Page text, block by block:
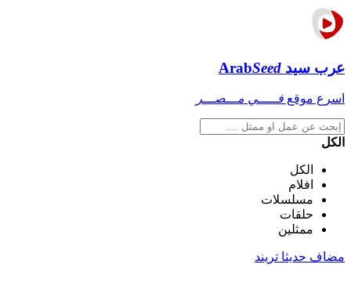
عرب سيد ArabSeed
اسرع موقع فـــــي مـــصـــر
الكل
الكل
افلام
مسلسلات
حلقات
ممثلين
مضاف حديثا تريند